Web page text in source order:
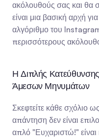
ακόλουθούς σας και θα
είναι μια βασική αρχή
αλγόριθμο του
περισσότερους
Η Διπλής
Άμεσων Μηνυμάτων
Σκεφτείτε κάθε σχόλιο
απάντηση δεν είναι
απλό "Ευχαριστώ!"